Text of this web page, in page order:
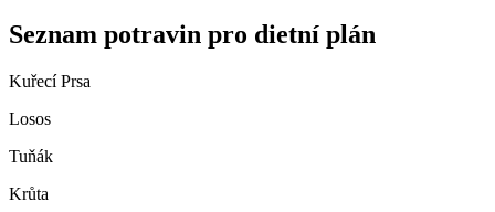
Seznam potravin pro dietní plán
Kuřecí Prsa
Losos
Tuňák
Krůta